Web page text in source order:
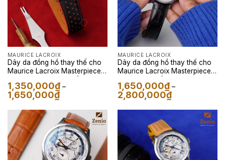
MAURICE LACROIX
Dây da đồng hồ thay thế cho
Maurice Lacroix Masterpiece –
1,350,000₫ –
1,650,000₫Khoảng
giá:
1,350,000₫
đến
1,650,000₫
MAURICE LACROIX
Dây da đồng hồ thay thế cho
Maurice Lacroix Masterpiece –
1,650,000₫ –
2,800,000₫Khoảng
giá:
1,650,000₫
2,800,000₫